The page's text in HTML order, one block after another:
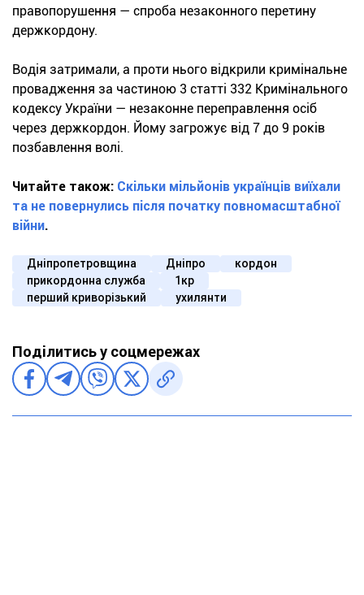
правопорушення — спроба незаконного перетину
держкордону.
Водія затримали, а проти нього відкрили кримінальне
провадження за частиною 3 статті 332 Кримінального
кодексу України — незаконне переправлення осіб
через держкордон. Йому загрожує від 7 до 9 років
позбавлення волі.
Читайте також: Скільки мільйонів українців виїхали
та не повернулись після початку повномасштабної
війни.
Дніпропетровщина Дніпро
кордон
прикордонна служба
1кр
перший криворізький
ухилянти
Поділитись у соцмережах